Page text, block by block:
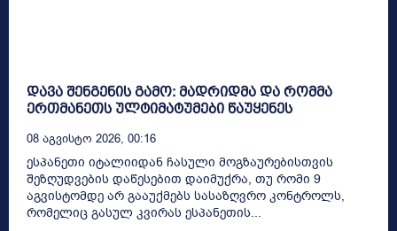
დავა შენგენის გამო: მადრიდმა და რომმა
ერთმანეთს ულტიმატუმები წაუყენეს
08 Აგვისტო 2026, 00:16
ესპანეთი იტალიიდან ჩასული მოგზაურებისთვის
შეზღუდვების დაწესებით დაიმუქრა, თუ რომი 9
აგვისტომდე არ გააუქმებს სასაზღვრო კონტროლს,
რომელიც გასულ კვირას ესპანეთის...